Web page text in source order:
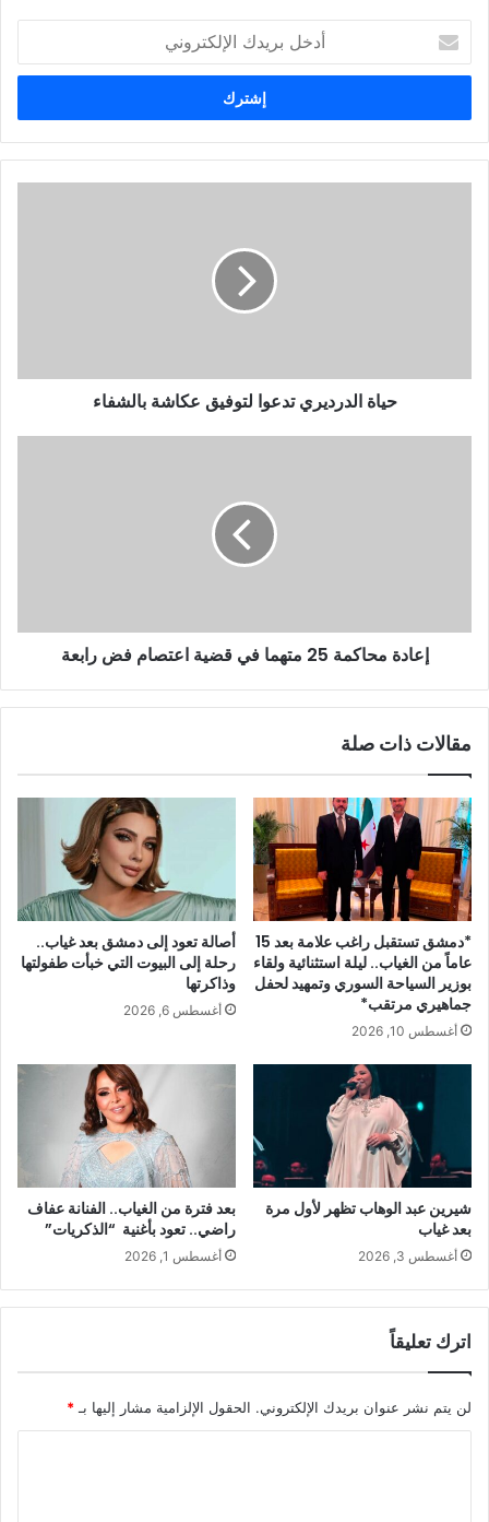
خ
ب
ر
ر
حياة الدرديري تدعوا لتوفيق عكاشة بالشفاء
إعادة محاكمة 25 متهما في قضية اعتصام فض رابعة
مقالات ذات صلة
*دمشق تستقبل راغب علامة بعد 15
عاماً من الغياب.. ليلة استثنائية ولقاء
بوزير السياحة السوري وتمهيد لحفل
جماهيري مرتقب*
أغسطس 10, 2026
أصالة تعود إلى دمشق بعد غياب..
رحلة إلى البيوت التي خبأت طفولتها
وذاكرتها
أغسطس 6, 2026
شيرين عبد الوهاب تظهر لأول مرة
بعد غياب
أغسطس 3, 2026
بعد فترة من الغياب.. الفنانة عفاف
راضي.. تعود بأغنية “الذكريات”
أغسطس 1, 2026
اترك تعليقاً
لن يتم نشر عنوان بريدك الإلكتروني. الحقول الإلزامية مشار إليها بـ *